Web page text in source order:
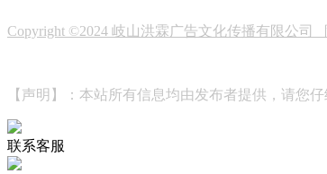
Copyright ©2024 岐山洪霖广告文化传播有限公司
【声明】：本站所有信息均由发布者提供，请您
联系客服